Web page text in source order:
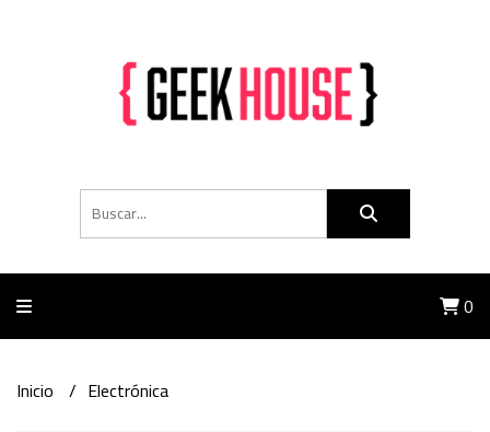
0
Inicio Electrónica